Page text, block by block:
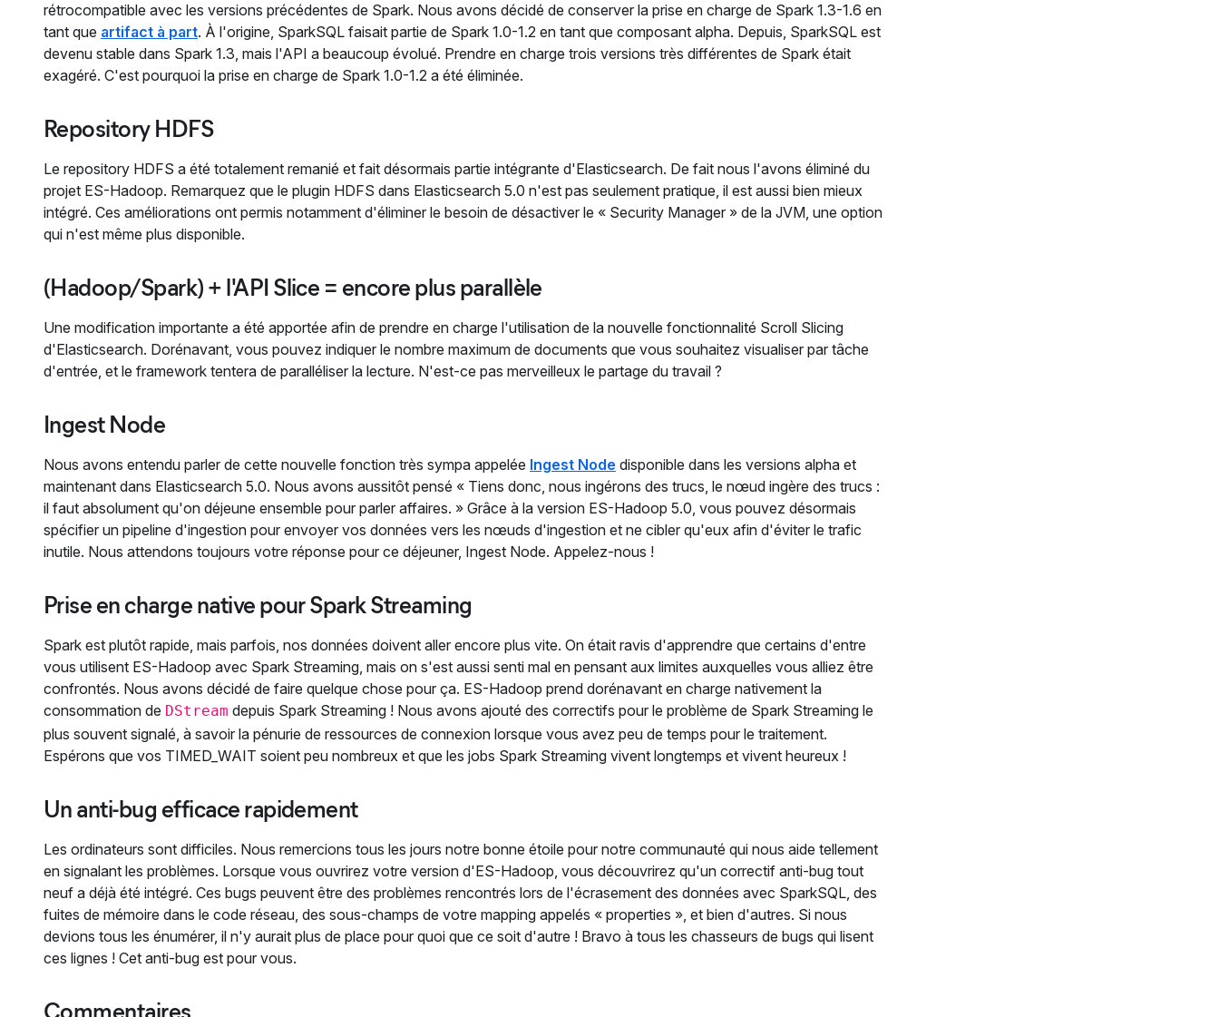
rétrocompatible avec les versions précédentes de Spark. Nous avons décidé de conserver la prise en charge de Spark 1.3-1.6 en
tant que artifact à part. À l'origine, SparkSQL faisait partie de Spark 1.0-1.2 en tant que composant alpha. Depuis, SparkSQL est
devenu stable dans Spark 1.3, mais l'API a beaucoup évolué. Prendre en charge trois versions très différentes de Spark était
exagéré. C'est pourquoi la prise en charge de Spark 1.0-1.2 a été éliminée.
Repository HDFS
Le repository HDFS a été totalement remanié et fait désormais partie intégrante d'Elasticsearch. De fait nous l'avons éliminé du
projet ES-Hadoop. Remarquez que le plugin HDFS dans Elasticsearch 5.0 n'est pas seulement pratique, il est aussi bien mieux
intégré. Ces améliorations ont permis notamment d'éliminer le besoin de désactiver le « Security Manager » de la JVM, une option
qui n'est même plus disponible.
(Hadoop/Spark) + l'API Slice = encore plus parallèle
Une modification importante a été apportée afin de prendre en charge l'utilisation de la nouvelle fonctionnalité Scroll Slicing
d'Elasticsearch. Dorénavant, vous pouvez indiquer le nombre maximum de documents que vous souhaitez visualiser par tâche
d'entrée, et le framework tentera de paralléliser la lecture. N'est-ce pas merveilleux le partage du travail ?
Ingest Node
Nous avons entendu parler de cette nouvelle fonction très sympa appelée Ingest Node disponible dans les versions alpha et
maintenant dans Elasticsearch 5.0. Nous avons aussitôt pensé « Tiens donc, nous ingérons des trucs, le nœud ingère des trucs :
il faut absolument qu'on déjeune ensemble pour parler affaires. » Grâce à la version ES-Hadoop 5.0, vous pouvez désormais
spécifier un pipeline d'ingestion pour envoyer vos données vers les nœuds d'ingestion et ne cibler qu'eux afin d'éviter le trafic
inutile. Nous attendons toujours votre réponse pour ce déjeuner, Ingest Node. Appelez-nous !
Prise en charge native pour Spark Streaming
Spark est plutôt rapide, mais parfois, nos données doivent aller encore plus vite. On était ravis d'apprendre que certains d'entre
vous utilisent ES-Hadoop avec Spark Streaming, mais on s'est aussi senti mal en pensant aux limites auxquelles vous alliez être
confrontés. Nous avons décidé de faire quelque chose pour ça. ES-Hadoop prend dorénavant en charge nativement la
consommation de DStream depuis Spark Streaming ! Nous avons ajouté des correctifs pour le problème de Spark Streaming le
plus souvent signalé, à savoir la pénurie de ressources de connexion lorsque vous avez peu de temps pour le traitement.
Espérons que vos TIMED_WAIT soient peu nombreux et que les jobs Spark Streaming vivent longtemps et vivent heureux !
Un anti-bug efficace rapidement
Les ordinateurs sont difficiles. Nous remercions tous les jours notre bonne étoile pour notre communauté qui nous aide tellement
en signalant les problèmes. Lorsque vous ouvrirez votre version d'ES-Hadoop, vous découvrirez qu'un correctif anti-bug tout
neuf a déjà été intégré. Ces bugs peuvent être des problèmes rencontrés lors de l'écrasement des données avec SparkSQL, des
fuites de mémoire dans le code réseau, des sous-champs de votre mapping appelés « properties », et bien d'autres. Si nous
devions tous les énumérer, il n'y aurait plus de place pour quoi que ce soit d'autre ! Bravo à tous les chasseurs de bugs qui lisent
ces lignes ! Cet anti-bug est pour vous.